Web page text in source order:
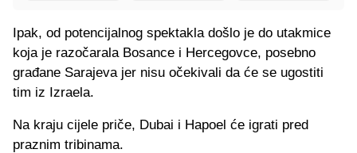
Ipak, od potencijalnog spektakla došlo je do utakmice
koja je razočarala Bosance i Hercegovce, posebno
građane Sarajeva jer nisu očekivali da će se ugostiti
tim iz Izraela.
Na kraju cijele priče, Dubai i Hapoel će igrati pred
praznim tribinama.